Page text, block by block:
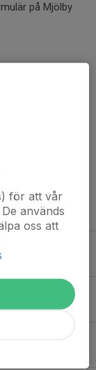
på Mjölby
för att vår
används
oss att